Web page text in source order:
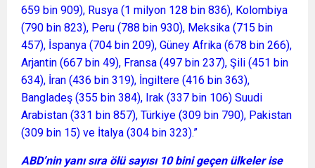
659 bin 909), Rusya (1 milyon 128 bin 836), Kolombiya
(790 bin 823), Peru (788 bin 930), Meksika (715 bin
457), İspanya (704 bin 209), Güney Afrika (678 bin 266),
Arjantin (667 bin 49), Fransa (497 bin 237), Şili (451 bin
634), İran (436 bin 319), İngiltere (416 bin 363),
Bangladeş (355 bin 384), Irak (337 bin 106) Suudi
Arabistan (331 bin 857), Türkiye (309 bin 790), Pakistan
(309 bin 15) ve İtalya (304 bin 323).”
ABD’nin yanı sıra ölü sayısı 10 bini geçen ülkeler ise